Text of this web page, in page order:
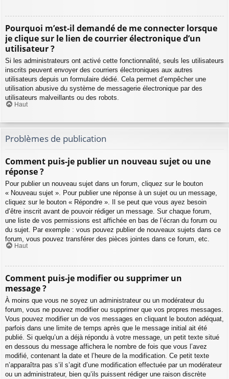
Pourquoi m’est-il demandé de me connecter lorsque
je clique sur le lien de courrier électronique d’un
utilisateur ?
Si les administrateurs ont activé cette fonctionnalité, seuls les utilisateurs
inscrits peuvent envoyer des courriers électroniques aux autres
utilisateurs depuis un formulaire dédié. Cela permet d’empêcher une
utilisation abusive du système de messagerie électronique par des
utilisateurs malveillants ou des robots.
Haut
Problèmes de publication
Comment puis-je publier un nouveau sujet ou une
réponse ?
Pour publier un nouveau sujet dans un forum, cliquez sur le bouton
« Nouveau sujet ». Pour publier une réponse à un sujet ou un message,
cliquez sur le bouton « Répondre ». Il se peut que vous ayez besoin
d’être inscrit avant de pouvoir rédiger un message. Sur chaque forum,
une liste de vos permissions est affichée en bas de l’écran du forum ou
du sujet. Par exemple : vous pouvez publier de nouveaux sujets dans ce
forum, vous pouvez transférer des pièces jointes dans ce forum, etc.
Haut
Comment puis-je modifier ou supprimer un
message ?
À moins que vous ne soyez un administrateur ou un modérateur du
forum, vous ne pouvez modifier ou supprimer que vos propres messages.
Vous pouvez modifier un de vos messages en cliquant le bouton adéquat,
parfois dans une limite de temps après que le message initial ait été
publié. Si quelqu’un a déjà répondu à votre message, un petit texte situé
en dessous du message affichera le nombre de fois que vous l’avez
modifié, contenant la date et l’heure de la modification. Ce petit texte
n’apparaîtra pas s’il s’agit d’une modification effectuée par un modérateur
ou un administrateur, bien qu’ils puissent rédiger une raison discrète